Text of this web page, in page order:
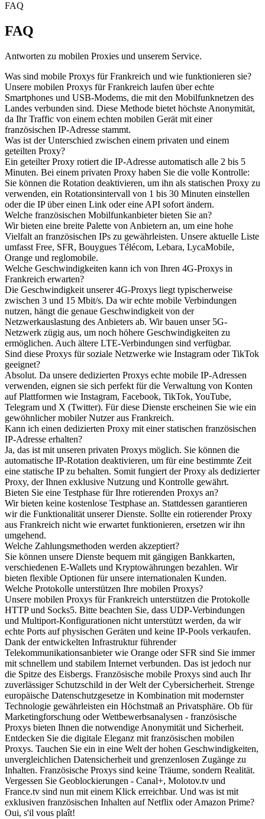
FAQ
FAQ
Antworten zu mobilen Proxies und unserem Service.
Was sind mobile Proxys für Frankreich und wie funktionieren sie?
Unsere mobilen Proxys für Frankreich laufen über echte
Smartphones und USB-Modems, die mit den Mobilfunknetzen des
Landes verbunden sind. Diese Methode bietet höchste Anonymität,
da Ihr Traffic von einem echten mobilen Gerät mit einer
französischen IP-Adresse stammt.
Was ist der Unterschied zwischen einem privaten und einem
geteilten Proxy?
Ein geteilter Proxy rotiert die IP-Adresse automatisch alle 2 bis 5
Minuten. Bei einem privaten Proxy haben Sie die volle Kontrolle:
Sie können die Rotation deaktivieren, um ihn als statischen Proxy zu
verwenden, ein Rotationsintervall von 1 bis 30 Minuten einstellen
oder die IP über einen Link oder eine API sofort ändern.
Welche französischen Mobilfunkanbieter bieten Sie an?
Wir bieten eine breite Palette von Anbietern an, um eine hohe
Vielfalt an französischen IPs zu gewährleisten. Unsere aktuelle Liste
umfasst Free, SFR, Bouygues Télécom, Lebara, LycaMobile,
Orange und reglomobile.
Welche Geschwindigkeiten kann ich von Ihren 4G-Proxys in
Frankreich erwarten?
Die Geschwindigkeit unserer 4G-Proxys liegt typischerweise
zwischen 3 und 15 Mbit/s. Da wir echte mobile Verbindungen
nutzen, hängt die genaue Geschwindigkeit von der
Netzwerkauslastung des Anbieters ab. Wir bauen unser 5G-
Netzwerk zügig aus, um noch höhere Geschwindigkeiten zu
ermöglichen. Auch ältere LTE-Verbindungen sind verfügbar.
Sind diese Proxys für soziale Netzwerke wie Instagram oder TikTok
geeignet?
Absolut. Da unsere dedizierten Proxys echte mobile IP-Adressen
verwenden, eignen sie sich perfekt für die Verwaltung von Konten
auf Plattformen wie Instagram, Facebook, TikTok, YouTube,
Telegram und X (Twitter). Für diese Dienste erscheinen Sie wie ein
gewöhnlicher mobiler Nutzer aus Frankreich.
Kann ich einen dedizierten Proxy mit einer statischen französischen
IP-Adresse erhalten?
Ja, das ist mit unseren privaten Proxys möglich. Sie können die
automatische IP-Rotation deaktivieren, um für eine bestimmte Zeit
eine statische IP zu behalten. Somit fungiert der Proxy als dedizierter
Proxy, der Ihnen exklusive Nutzung und Kontrolle gewährt.
Bieten Sie eine Testphase für Ihre rotierenden Proxys an?
Wir bieten keine kostenlose Testphase an. Stattdessen garantieren
wir die Funktionalität unserer Dienste. Sollte ein rotierender Proxy
aus Frankreich nicht wie erwartet funktionieren, ersetzen wir ihn
umgehend.
Welche Zahlungsmethoden werden akzeptiert?
Sie können unsere Dienste bequem mit gängigen Bankkarten,
verschiedenen E-Wallets und Kryptowährungen bezahlen. Wir
bieten flexible Optionen für unsere internationalen Kunden.
Welche Protokolle unterstützen Ihre mobilen Proxys?
Unsere mobilen Proxys für Frankreich unterstützen die Protokolle
HTTP und Socks5. Bitte beachten Sie, dass UDP-Verbindungen
und Multiport-Konfigurationen nicht unterstützt werden, da wir
echte Ports auf physischen Geräten und keine IP-Pools verkaufen.
Dank der entwickelten Infrastruktur führender
Telekommunikationsanbieter wie Orange oder SFR sind Sie immer
mit schnellem und stabilem Internet verbunden. Das ist jedoch nur
die Spitze des Eisbergs. Französische mobile Proxys sind auch Ihr
zuverlässiger Schutzschild in der Welt der Cybersicherheit. Strenge
europäische Datenschutzgesetze in Kombination mit modernster
Technologie gewährleisten ein Höchstmaß an Privatsphäre. Ob für
Marketingforschung oder Wettbewerbsanalysen - französische
Proxys bieten Ihnen die notwendige Anonymität und Sicherheit.
Entdecken Sie die digitale Eleganz mit französischen mobilen
Proxys. Tauchen Sie ein in eine Welt der hohen Geschwindigkeiten,
unvergleichlichen Datensicherheit und grenzenlosen Zugänge zu
Inhalten. Französische Proxys sind keine Träume, sondern Realität.
Vergessen Sie Geoblockierungen - Canal+, Molotov.tv und
France.tv sind nun mit einem Klick erreichbar. Und was ist mit
exklusiven französischen Inhalten auf Netflix oder Amazon Prime?
Oui, s'il vous plaît!